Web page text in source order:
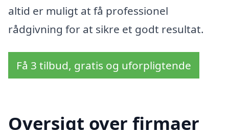
altid er muligt at få professionel
rådgivning for at sikre et godt resultat.
Få 3 tilbud, gratis og uforpligtende
Oversigt over firmaer